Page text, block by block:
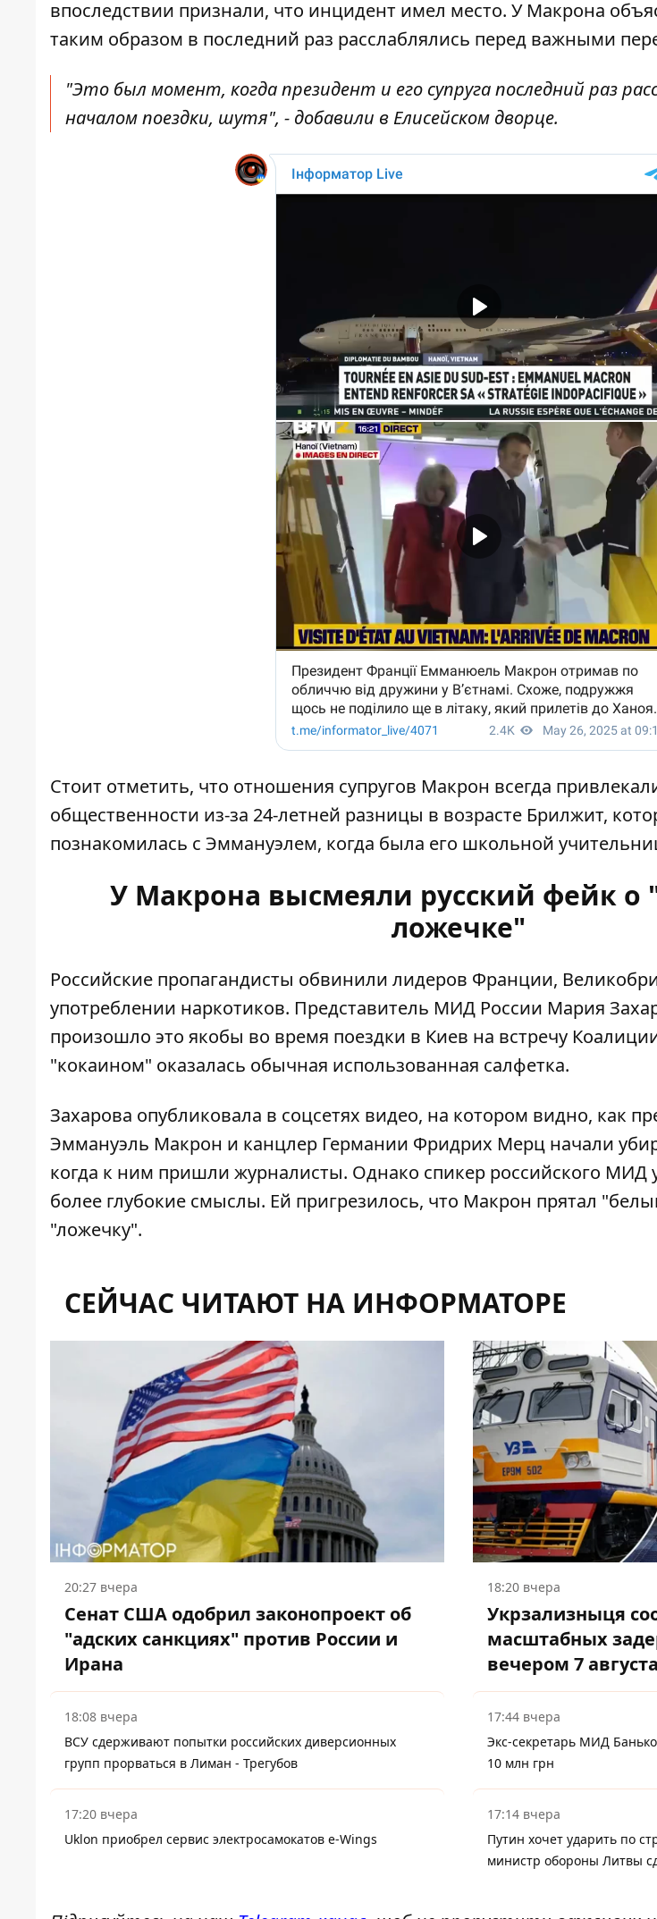
впоследствии признали, что инцидент имел место. У Макрона
таким образом в последний раз расслаблялись перед важными
"Это был момент, когда президент и его супруга последний раз
началом поездки, шутя", - добавили в Елисейском дворце.
Стоит отметить, что отношения супругов Макрон всегда
общественности из-за 24-летней разницы в возрасте Брилжит,
познакомилась с Эммануэлем, когда была его школьной
У Макрона высмеяли русский фейк о
ложечке"
Российские пропагандисты обвинили лидеров Франции,
употреблении наркотиков. Представитель МИД России Мария
произошло это якобы во время поездки в Киев на встречу
"кокаином" оказалась обычная использованная салфетка.
Захарова опубликовала в соцсетях видео, на котором видно, как
Эммануэль Макрон и канцлер Германии Фридрих Мерц начали
когда к ним пришли журналисты. Однако спикер российского МИД
более глубокие смыслы. Ей пригрезилось, что Макрон прятал
"ложечку".
СЕЙЧАС ЧИТАЮТ НА ИНФОРМАТОРЕ
20:27 вчера
Сенат США одобрил законопроект об
"адских санкциях" против России и
Ирана
18:20 вчера
Укрзализныця
масштабных
вечером 7 августа
18:08 вчера
ВСУ сдерживают попытки российских диверсионных
групп прорваться в Лиман - Трегубов
17:44 вчера
Экс-секретарь МИД
10 млн грн
17:20 вчера
Uklon приобрел сервис электросамокатов e-Wings
17:14 вчера
Путин хочет ударить по
министр обороны Литвы